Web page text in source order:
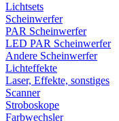
Lichtsets
Scheinwerfer
PAR Scheinwerfer
LED PAR Scheinwerfer
Andere Scheinwerfer
Lichteffekte
Laser, Effekte, sonstiges
Scanner
Stroboskope
Farbwechsler